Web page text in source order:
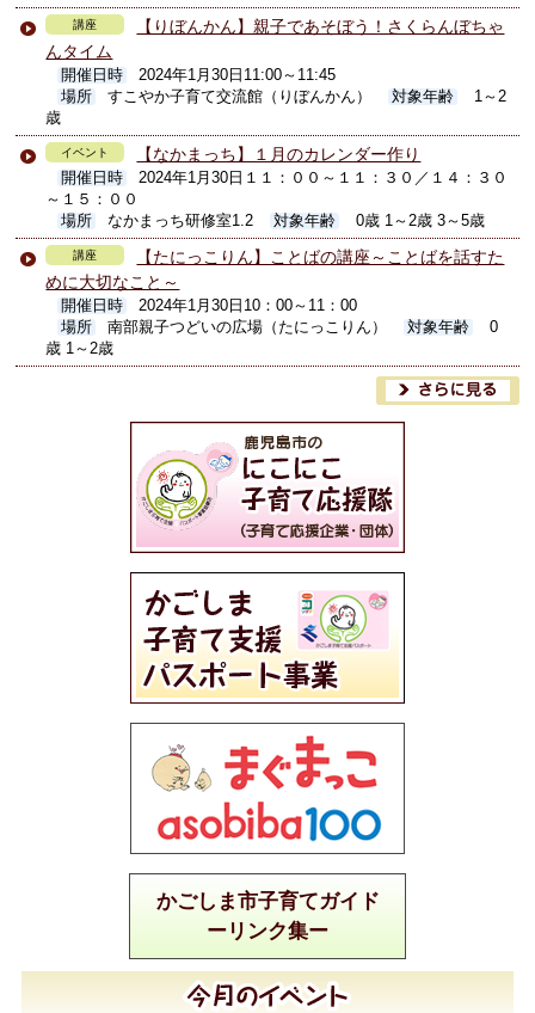
講座
【りぼんかん】親子であそぼう！さくらんぼちゃ
んタイム
開催日時
2024年1月30日11:00～11:45
場所
すこやか子育て交流館（りぼんかん） 対象年齢
1～2
歳
イベント 【なかまっち】１月のカレンダー作り
開催日時
2024年1月30日１１：００～１１：３０／１４：３０
～１５：００
場所
なかまっち研修室1.2 対象年齢 0歳 1～2歳 3～5歳
講座
【たにっこりん】ことばの講座～ことばを話すた
めに大切なこと～
開催日時
2024年1月30日10：00～11：00
場所
南部親子つどいの広場（たにっこりん） 対象年齢
0
歳 1～2歳
かごしま市子育てガイド
ーリンク集ー